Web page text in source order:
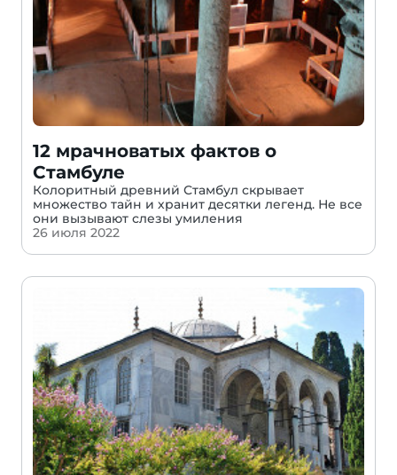
12 мрачноватых фактов о
Стамбуле
Колоритный древний Стамбул скрывает
множество тайн и хранит десятки легенд. Не все
они вызывают слезы умиления
26 июля 2022